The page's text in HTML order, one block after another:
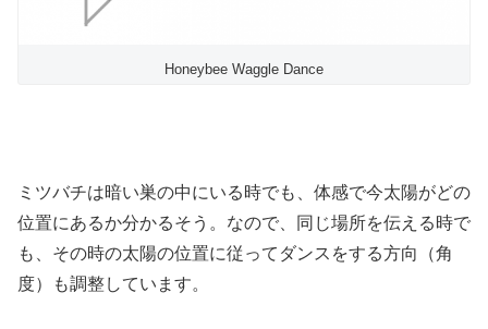
Honeybee Waggle Dance
ミツバチは暗い巣の中にいる時でも、体感で今太陽がどの
位置にあるか分かるそう。なので、同じ場所を伝える時で
も、その時の太陽の位置に従ってダンスをする方向（角
度）も調整しています。